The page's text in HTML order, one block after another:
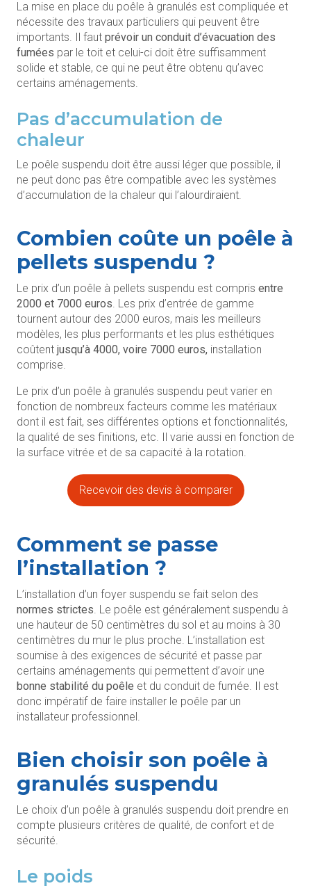
La mise en place du poêle à granulés est compliquée et
nécessite des travaux particuliers qui peuvent être
importants. Il faut prévoir un conduit d’évacuation des
fumées par le toit et celui-ci doit être suffisamment
solide et stable, ce qui ne peut être obtenu qu’avec
certains aménagements.
Pas d’accumulation de
chaleur
Le poêle suspendu doit être aussi léger que possible, il
ne peut donc pas être compatible avec les systèmes
d’accumulation de la chaleur qui l’alourdiraient.
Combien coûte un poêle à
pellets suspendu ?
Le prix d’un poêle à pellets suspendu est compris entre
2000 et 7000 euros . Les prix d’entrée de gamme
tournent autour des 2000 euros, mais les meilleurs
modèles, les plus performants et les plus esthétiques
coûtent jusqu’à 4000, voire 7000 euros, installation
comprise.
Le prix d’un poêle à granulés suspendu peut varier en
fonction de nombreux facteurs comme les matériaux
dont il est fait, ses différentes options et fonctionnalités,
la qualité de ses finitions, etc. Il varie aussi en fonction de
la surface vitrée et de sa capacité à la rotation.
Recevoir des devis à comparer
Comment se passe
l’installation ?
L’installation d’un foyer suspendu se fait selon des
normes strictes . Le poêle est généralement suspendu à
une hauteur de 50 centimètres du sol et au moins à 30
centimètres du mur le plus proche. L’installation est
soumise à des exigences de sécurité et passe par
certains aménagements qui permettent d’avoir une
bonne stabilité du poêle et du conduit de fumée. Il est
donc impératif de faire installer le poêle par un
installateur professionnel.
Bien choisir son poêle à
granulés suspendu
Le choix d’un poêle à granulés suspendu doit prendre en
compte plusieurs critères de qualité, de confort et de
sécurité.
Le poids